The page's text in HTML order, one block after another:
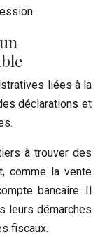
liées à la
déclarations et
à trouver des
comme la vente
bancaire. Il
leurs démarches
fiscaux.